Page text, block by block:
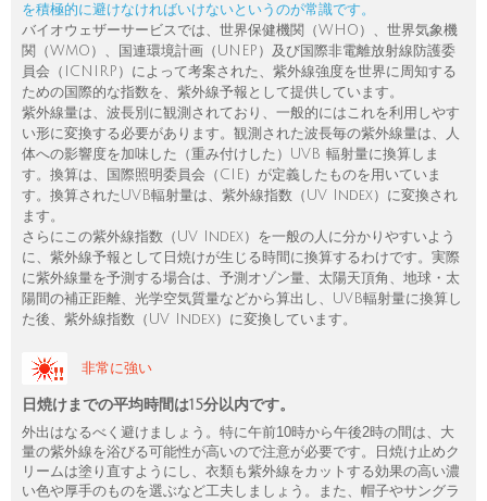
を積極的に避けなければいけないというのが常識です。
バイオウェザーサービスでは、世界保健機関（WHO）、世界気象機
関（WMO）、国連環境計画（UNEP）及び国際非電離放射線防護委
員会（ICNIRP）によって考案された、紫外線強度を世界に周知する
ための国際的な指数を、紫外線予報として提供しています。
紫外線量は、波長別に観測されており、一般的にはこれを利用しやす
い形に変換する必要があります。観測された波長毎の紫外線量は、人
体への影響度を加味した（重み付けした）UVB 輻射量に換算しま
す。換算は、国際照明委員会（CIE）が定義したものを用いていま
す。換算されたUVB輻射量は、紫外線指数（UV Index）に変換され
ます。
さらにこの紫外線指数（UV Index）を一般の人に分かりやすいよう
に、紫外線予報として日焼けが生じる時間に換算するわけです。実際
に紫外線量を予測する場合は、予測オゾン量、太陽天頂角、地球・太
陽間の補正距離、光学空気質量などから算出し、UVB輻射量に換算し
た後、紫外線指数（UV Index）に変換しています。
非常に強い
日焼けまでの平均時間は15分以内です。
外出はなるべく避けましょう。特に午前10時から午後2時の間は、大
量の紫外線を浴びる可能性が高いので注意が必要です。日焼け止めク
リームは塗り直すようにし、衣類も紫外線をカットする効果の高い濃
い色や厚手のものを選ぶなど工夫しましょう。また、帽子やサングラ